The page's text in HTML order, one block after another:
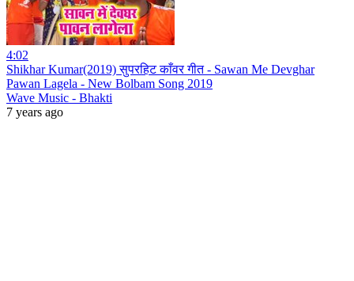
4:02
Shikhar Kumar(2019) सुपरहिट काँवर गीत - Sawan Me Devghar
Pawan Lagela - New Bolbam Song 2019
Wave Music - Bhakti
7 years ago